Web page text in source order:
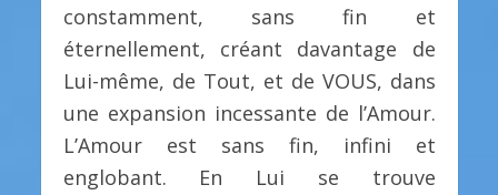
constamment, sans fin et
éternellement, créant davantage de
Lui-même, de Tout, et de VOUS, dans
une expansion incessante de l’Amour.
L’Amour est sans fin, infini et
englobant. En Lui se trouve